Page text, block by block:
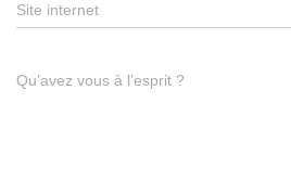
Site internet
Qu’avez vous à l’esprit ?